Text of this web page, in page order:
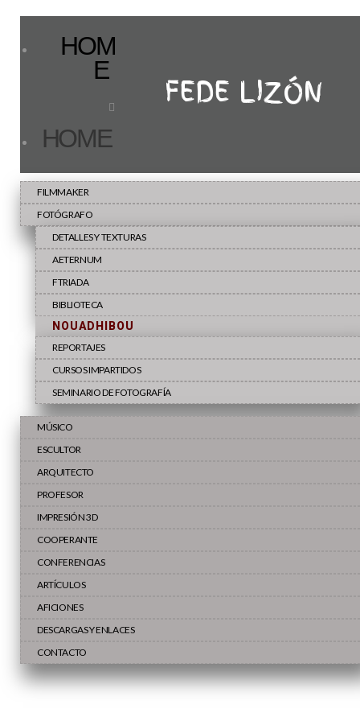
HOM
E
HOME
FEDE LIZÓN
FILMMAKER
FOTÓGRAFO
DETALLES Y TEXTURAS
AETERNUM
FTRIADA
BIBLIOTECA
NOUADHIBOU
REPORTAJES
CURSOS IMPARTIDOS
SEMINARIO DE FOTOGRAFÍA
MÚSICO
ESCULTOR
ARQUITECTO
PROFESOR
IMPRESIÓN 3D
COOPERANTE
CONFERENCIAS
ARTÍCULOS
AFICIONES
DESCARGAS Y ENLACES
CONTACTO